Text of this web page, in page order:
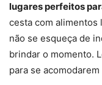
lugares perfeitos
cesta com alimentos
não se esqueça de
brindar o momento.
para se